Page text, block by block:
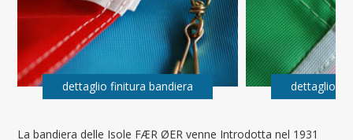
La bandiera delle Isole FÆR ØER venne Introdotta nel 1931
dettaglio finitura bandiera dettaglio